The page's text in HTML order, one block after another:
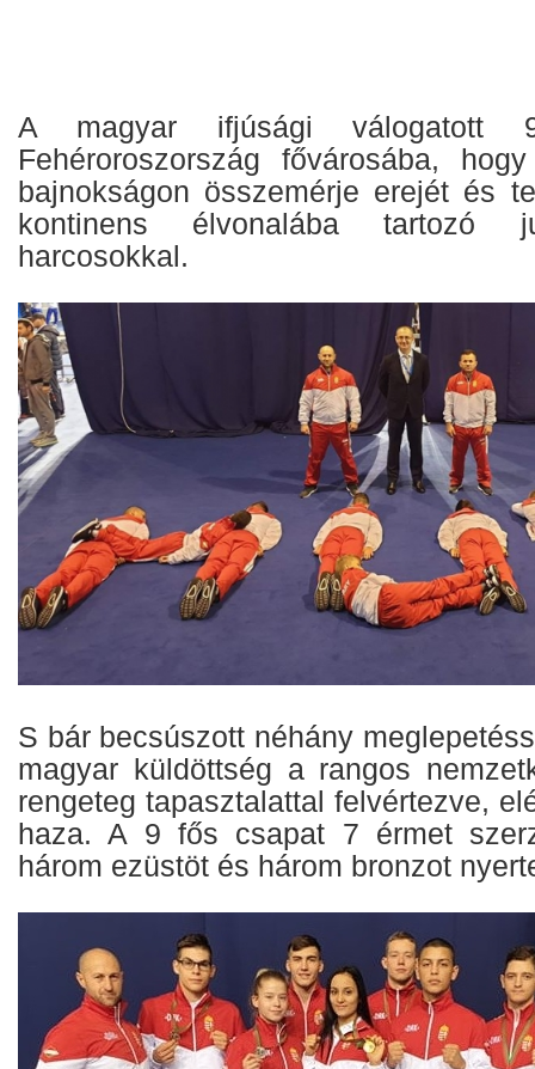
A magyar ifjúsági válogatott
Fehéroroszország fővárosába,
bajnokságon összemérje erejét és
kontinens élvonalába tartozó
harcosokkal.
S bár becsúszott néhány
magyar küldöttség a rangos
rengeteg tapasztalattal felvértezve,
haza. A 9 fős csapat 7 érmet
három ezüstöt és három bronzot